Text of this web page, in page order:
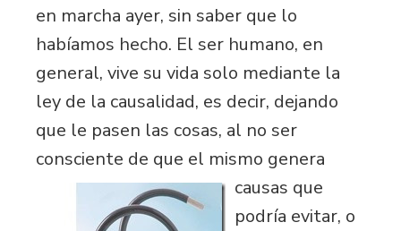
en marcha ayer, sin saber que lo
habíamos hecho. El ser humano, en
general, vive su vida solo mediante la
ley de la causalidad, es decir, dejando
que le pasen las cosas, al no ser
consciente de que el mismo genera
causas que
podría evitar, o